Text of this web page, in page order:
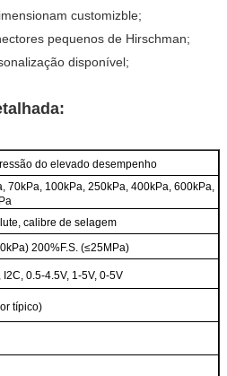
customizble;
pequenos de Hirschman;
disponível;
do elevado desempenho
70kPa, 100kPa, 250kPa, 400kPa, 600kPa,
calibre de selagem
200%F.S. (≤25MPa)
I2C, 0.5-4.5V, 1-5V, 0-5V
típico)